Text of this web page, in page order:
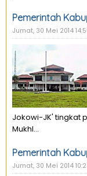
Pemerintah
Jumat, 30 Mei 2014
Jokowi-JK' tingkat
Mukhl...
Pemerintah
Jumat, 30 Mei 2014